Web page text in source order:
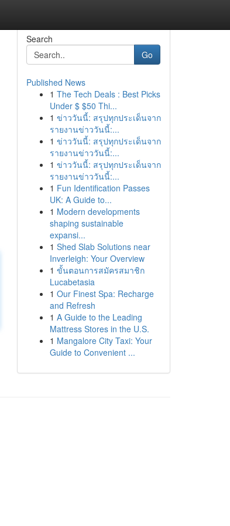
Search
Go
Published News
1 The Tech Deals : Best Picks
Under $ $50 Thi...
1 ข่าววันนี้: สรุปทุกประเด็นจาก
รายงานข่าววันนี้:...
1 ข่าววันนี้: สรุปทุกประเด็นจาก
รายงานข่าววันนี้:...
1 ข่าววันนี้: สรุปทุกประเด็นจาก
รายงานข่าววันนี้:...
1 Fun Identification Passes
UK: A Guide to...
1 Modern developments
shaping sustainable
expansi...
1 Shed Slab Solutions near
Inverleigh: Your Overview
1 ขั้นตอนการสมัครสมาชิก
Lucabetasia
1 Our Finest Spa: Recharge
and Refresh
1 A Guide to the Leading
Mattress Stores in the U.S.
1 Mangalore City Taxi: Your
Guide to Convenient ...